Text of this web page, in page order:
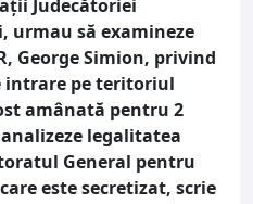
Judecătoriei
urmau să examineze
George Simion, privind
intrare pe teritoriul
amânată pentru 2
legalitatea
General pentru
este secretizat, scrie